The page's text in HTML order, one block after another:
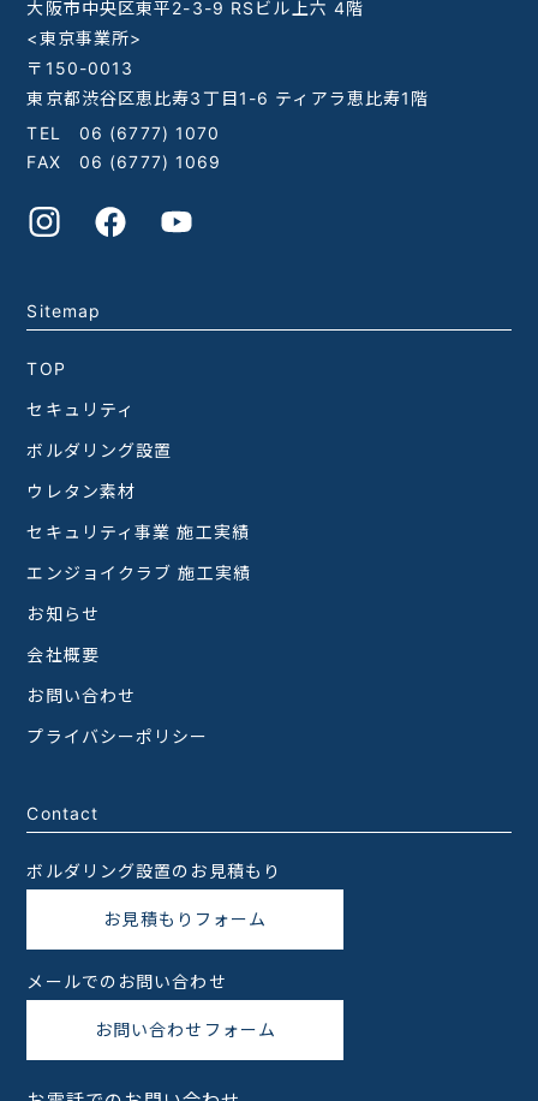
大阪市中央区東平2-3-9 RSビル上六 4階
<東京事業所>
〒150-0013
東京都渋谷区恵比寿3丁目1-6 ティアラ恵比寿1階
TEL 06 (6777) 1070
FAX 06 (6777) 1069
Sitemap
TOP
セキュリティ
ボルダリング設置
ウレタン素材
セキュリティ事業 施工実績
エンジョイクラブ 施工実績
お知らせ
会社概要
お問い合わせ
プライバシーポリシー
Contact
ボルダリング設置のお見積もり
お見積もりフォーム
メールでのお問い合わせ
お問い合わせフォーム